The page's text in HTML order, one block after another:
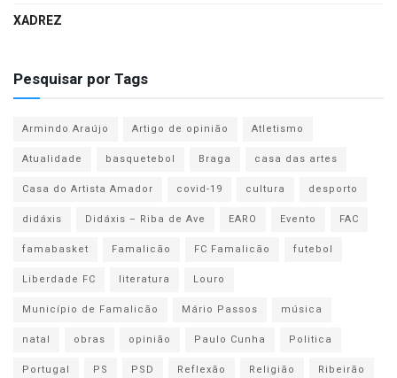
XADREZ
Pesquisar por Tags
Armindo Araújo Artigo de opinião
Atletismo
Atualidade
basquetebol Braga
casa das artes
Casa do Artista Amador
covid-19 cultura
desporto
didáxis
Didáxis – Riba de Ave EARO Evento
FAC
famabasket
Famalicão FC Famalicão
futebol
Liberdade FC
literatura
Louro
Município de Famalicão
Mário Passos
música
natal
obras opinião Paulo Cunha
Politica
Portugal
PS PSD Reflexão Religião
Ribeirão